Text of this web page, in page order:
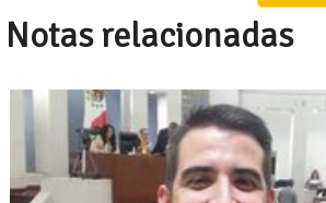
Notas relacionadas